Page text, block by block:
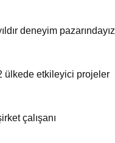
deneyim pazarındayız
ülkede etkileyici projeler
çalışanı